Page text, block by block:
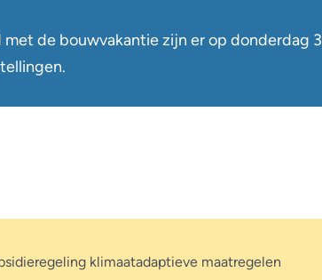
met de bouwvakantie zijn er op donderdag
klimaatadaptieve maatregelen